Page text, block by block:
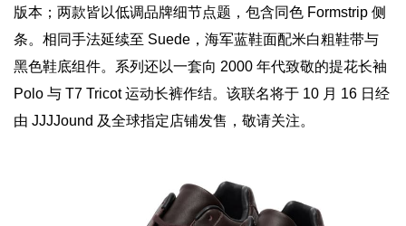
版本；两款皆以低调品牌细节点题，包含同色 Formstrip 侧
条。相同手法延续至 Suede，海军蓝鞋面配米白粗鞋带与
黑色鞋底组件。系列还以一套向 2000 年代致敬的提花长袖
Polo 与 T7 Tricot 运动长裤作结。该联名将于 10 月 16 日经
由 JJJJound 及全球指定店铺发售，敬请关注。